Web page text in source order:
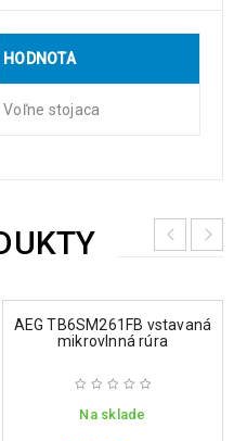
HODNOTA
Voľne stojaca
AEG TB6SM261FB vstavaná
mikrovlnná rúra
Na sklade